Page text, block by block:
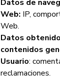
Datos de
Web: IP,
Web.
Datos
contenidos
Usuario:
reclamaciones.